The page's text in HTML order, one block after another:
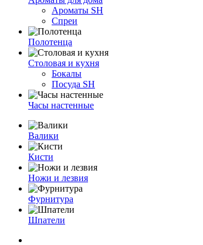
Ароматы SH
Спреи
Полотенца
Столовая и кухня
Бокалы
Посуда SH
Часы настенные
Валики
Кисти
Ножи и лезвия
Фурнитура
Шпатели